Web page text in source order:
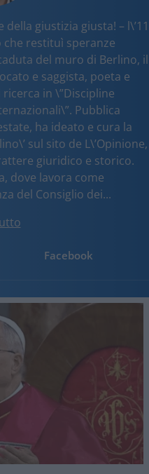
giustizia giusta! – l\’11
restituì speranze
del muro di Berlino, il
e saggista, poeta e
in \”Discipline
Pubblica
ha ideato e cura la
sul sito de L\’Opinione,
giuridico e storico.
dove lavora come
del Consiglio dei...
Facebook